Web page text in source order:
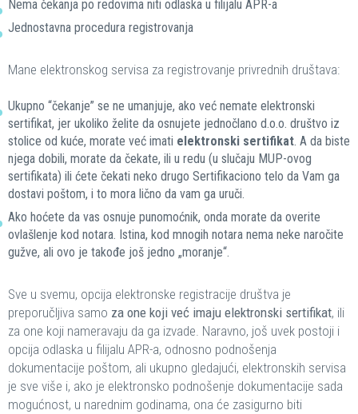
Nema čekanja po redovima niti odlaska u filijalu APR-a
Jednostavna procedura registrovanja
Mane elektronskog servisa za registrovanje privrednih društava:
Ukupno “čekanje” se ne umanjuje, ako već nemate elektronski
sertifikat, jer ukoliko želite da osnujete jednočlano d.o.o. društvo iz
stolice od kuće, morate već imati elektronski sertifikat. A da biste
njega dobili, morate da čekate, ili u redu (u slučaju MUP-ovog
sertifikata) ili ćete čekati neko drugo Sertifikaciono telo da Vam ga
dostavi poštom, i to mora lično da vam ga uruči.
Ako hoćete da vas osnuje punomoćnik, onda morate da overite
ovlašlenje kod notara. Istina, kod mnogih notara nema neke naročite
gužve, ali ovo je takođe još jedno „moranje“.
Sve u svemu, opcija elektronske registracije društva je
preporučljiva samo za one koji već imaju elektronski sertifikat, ili
za one koji nameravaju da ga izvade. Naravno, još uvek postoji i
opcija odlaska u filijalu APR-a, odnosno podnošenja
dokumentacije poštom, ali ukupno gledajući, elektronskih servisa
je sve više i, ako je elektronsko podnošenje dokumentacije sada
mogućnost, u narednim godinama, ona će zasigurno biti